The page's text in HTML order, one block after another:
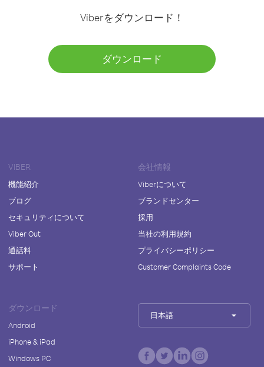
Viberをダウンロード！
ダウンロード
VIBER
機能紹介
ブログ
セキュリティについて
Viber Out
通話料
サポート
会社情報
Viberについて
ブランドセンター
採用
当社の利用規約
プライバシーポリシー
Customer Complaints Code
ダウンロード
Android
iPhone & iPad
Windows PC
日本語